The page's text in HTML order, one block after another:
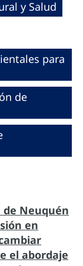
y Salud
para
de
de Neuquén
en
el abordaje